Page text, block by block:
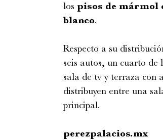
los pisos de mármol
blanco.
Respecto a su
seis autos, un cuarto
sala de tv y terraza con
distribuyen entre una
principal.
perezpalacios.mx